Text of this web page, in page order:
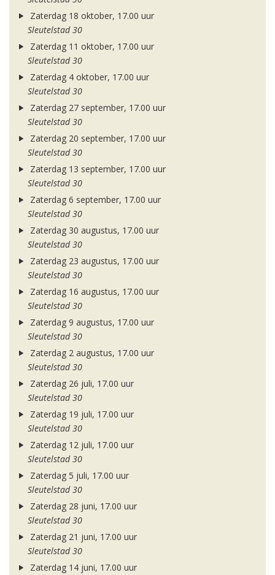
Zaterdag 18 oktober, 17.00 uur
Sleutelstad 30
Zaterdag 11 oktober, 17.00 uur
Sleutelstad 30
Zaterdag 4 oktober, 17.00 uur
Sleutelstad 30
Zaterdag 27 september, 17.00 uur
Sleutelstad 30
Zaterdag 20 september, 17.00 uur
Sleutelstad 30
Zaterdag 13 september, 17.00 uur
Sleutelstad 30
Zaterdag 6 september, 17.00 uur
Sleutelstad 30
Zaterdag 30 augustus, 17.00 uur
Sleutelstad 30
Zaterdag 23 augustus, 17.00 uur
Sleutelstad 30
Zaterdag 16 augustus, 17.00 uur
Sleutelstad 30
Zaterdag 9 augustus, 17.00 uur
Sleutelstad 30
Zaterdag 2 augustus, 17.00 uur
Sleutelstad 30
Zaterdag 26 juli, 17.00 uur
Sleutelstad 30
Zaterdag 19 juli, 17.00 uur
Sleutelstad 30
Zaterdag 12 juli, 17.00 uur
Sleutelstad 30
Zaterdag 5 juli, 17.00 uur
Sleutelstad 30
Zaterdag 28 juni, 17.00 uur
Sleutelstad 30
Zaterdag 21 juni, 17.00 uur
Sleutelstad 30
Zaterdag 14 juni, 17.00 uur